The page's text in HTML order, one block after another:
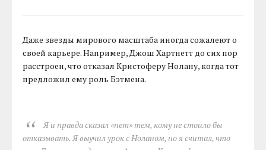
Даже звезды мирового масштаба иногда сожалеют о
своей карьере. Например, Джош Хартнетт до сих пор
расстроен, что отказал Кристоферу Нолану, когда тот
предложил ему роль Бэтмена.
Я и правда сказал «нет» тем, кому не стоило бы
отказывать. Я выучил урок с Ноланом, но я считал, что